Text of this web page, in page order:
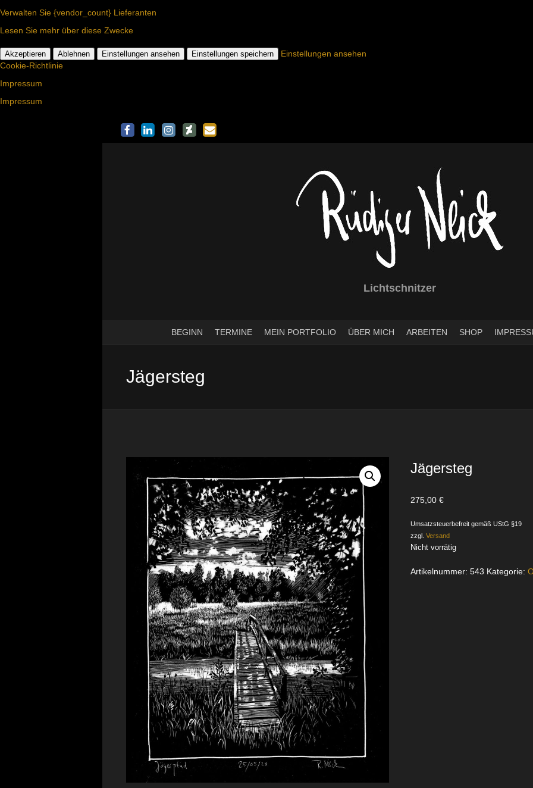
Verwalten Sie {vendor_count} Lieferanten
Lesen Sie mehr über diese Zwecke
Akzeptieren Ablehnen Einstellungen ansehen Einstellungen speichern
Einstellungen ansehen
Cookie-Richtlinie
Impressum
Impressum
Lichtschnitzer
BEGINN TERMINE MEIN PORTFOLIO ÜBER MICH ARBEITEN SHOP
Jägersteg
Jägersteg
275,00€
Umsatzsteuerbefreit gemäß UStG §19
zzgl.Versand
Nicht vorrätig
Artikelnummer:543 Kategorie: